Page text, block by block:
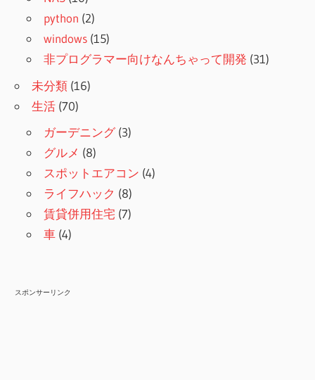
python (2)
windows (15)
非プログラマー向けなんちゃって開発 (31)
未分類 (16)
生活 (70)
ガーデニング(3)
グルメ (8)
スポットエアコン (4)
ライフハック (8)
賃貸併用住宅 (7)
車 (4)
スポンサーリンク